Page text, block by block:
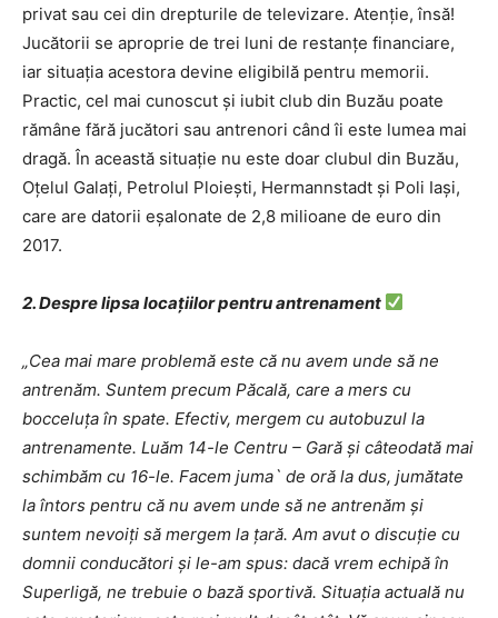
privat sau cei din drepturile de televizare. Atenție, însă!
Jucătorii se aproprie de trei luni de restanțe financiare,
iar situația acestora devine eligibilă pentru memorii.
Practic, cel mai cunoscut și iubit club din Buzău poate
rămâne fără jucători sau antrenori când îi este lumea mai
dragă. În această situație nu este doar clubul din Buzău,
Oțelul Galați, Petrolul Ploiești, Hermannstadt și Poli Iași,
care are datorii eșalonate de 2,8 milioane de euro din
2017.
2. Despre lipsa locațiilor pentru antrenament
„Cea mai mare problemă este că nu avem unde să ne
antrenăm. Suntem precum Păcală, care a mers cu
bocceluța în spate. Efectiv, mergem cu autobuzul la
antrenamente. Luăm 14-le Centru – Gară și câteodată mai
schimbăm cu 16-le. Facem juma` de oră la dus, jumătate
la întors pentru că nu avem unde să ne antrenăm și
suntem nevoiți să mergem la țară. Am avut o discuție cu
domnii conducători și le-am spus: dacă vrem echipă în
Superligă, ne trebuie o bază sportivă. Situația actuală nu